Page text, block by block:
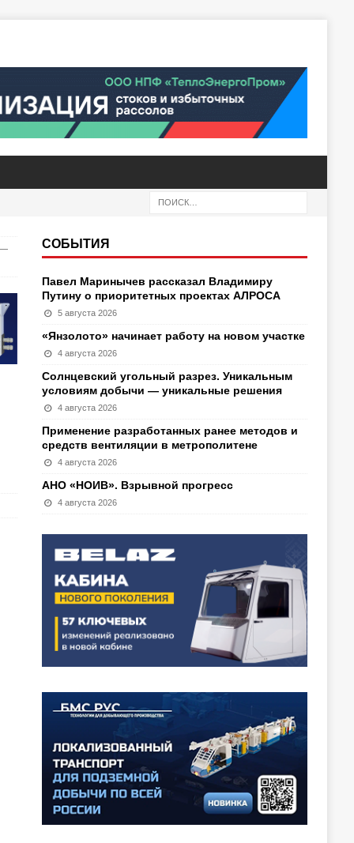
— СОБЫТИЯ
Павел Маринычев рассказал Владимиру
Путину о приоритетных проектах АЛРОСА
5 августа 2026
«Янзолото» начинает работу на новом участке
4 августа 2026
Солнцевский угольный разрез. Уникальным
условиям добычи — уникальные решения
4 августа 2026
Применение разработанных ранее методов и
средств вентиляции в метрополитене
4 августа 2026
АНО «НОИВ». Взрывной прогресс
4 августа 2026